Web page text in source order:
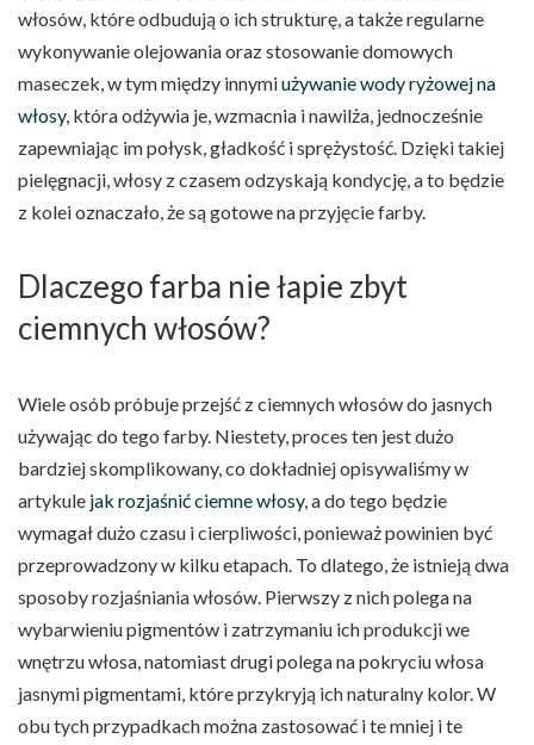
włosów, które odbudują o ich strukturę, a także regularne
wykonywanie olejowania oraz stosowanie domowych
maseczek, w tym między innymiużywanie wody ryżowej na
włosy, która odżywia je, wzmacnia i nawilża, jednocześnie
zapewniając im połysk, gładkość i sprężystość. Dzięki takiej
pielęgnacji, włosy z czasem odzyskają kondycję, a to będzie
z kolei oznaczało, że są gotowe na przyjęcie farby.
Dlaczego farba nie łapie zbyt
ciemnych włosów?
Wiele osób próbuje przejść z ciemnych włosów do jasnych
używając do tego farby. Niestety, proces ten jest dużo
bardziej skomplikowany, co dokładniej opisywaliśmy w
artykule jak rozjaśnić ciemne włosy, a do tego będzie
wymagał dużo czasu i cierpliwości, ponieważ powinien być
przeprowadzony w kilku etapach. To dlatego, że istnieją dwa
sposoby rozjaśniania włosów. Pierwszy z nich polega na
wybarwieniu pigmentów i zatrzymaniu ich produkcji we
wnętrzu włosa, natomiast drugi polega na pokryciu włosa
jasnymi pigmentami, które przykryją ich naturalny kolor. W
obu tych przypadkach można zastosować i te mniej i te